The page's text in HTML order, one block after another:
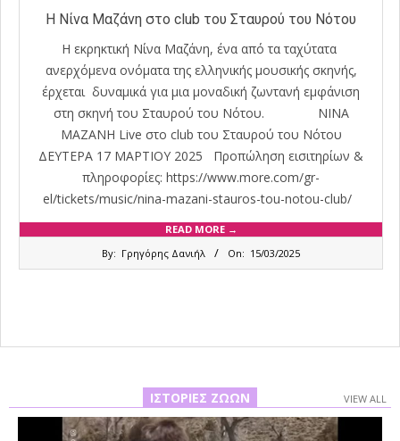
Η Νίνα Μαζάνη στο club του Σταυρού του Νότου
Η εκρηκτική Νίνα Μαζάνη, ένα από τα ταχύτατα
ανερχόμενα ονόματα της ελληνικής μουσικής σκηνής,
έρχεται δυναμικά για μια μοναδική ζωντανή εμφάνιση
στη σκηνή του Σταυρού του Νότου. ΝΙΝΑ
ΜΑΖΑΝΗ Live στο club του Σταυρού του Νότου
ΔΕΥΤΕΡΑ 17 ΜΑΡΤΙΟΥ 2025 Προπώληση εισιτηρίων &
πληροφορίες: https://www.more.com/gr-
el/tickets/music/nina-mazani-stauros-tou-notou-club/
READ MORE →
By: Γρηγόρης Δανιήλ On: 15/03/2025
ΙΣΤΟΡΊΕΣ ΖΏΩΝ VIEW ALL